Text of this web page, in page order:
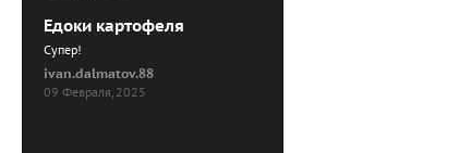
Едоки картофеля
Cупер!
ivan.dalmatov.88
09 Февраля, 2025